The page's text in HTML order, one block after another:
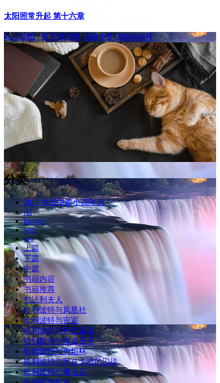
太阳照常升起 第十六章
站点地图|鹿飞资源网 | 苏ICP备18005096号
分类
2011 中国中篇小说年选
AI
banner
sem
seo
上篇
下篇
中篇
书籍内容
书籍推荐
包法利夫人
哈利波特与凤凰社
哈利波特与密室
哈利波特与死亡圣器
哈利波特与混血王子
哈利波特与火焰杯
哈利波特与阿兹卡班的囚徒
哈利波特与魔法石